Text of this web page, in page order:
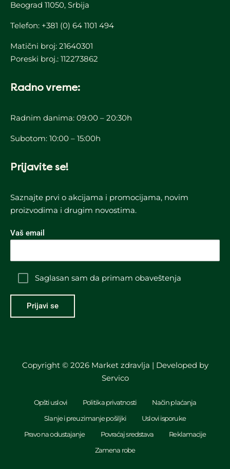
Beograd 11050, Srbija
Telefon: +381 (0) 64 1101 494
Matični broj: 21640301
Poreski broj.: 112273862
Radno vreme:
Radnim danima: 09:00 – 20:30h
Subotom: 10:00 – 15:00h
Prijavite se!
Saznajte prvi o akcijama i promocijama, novim
proizvodima i drugim novostima.
Vaš email
Saglasan sam da primam obaveštenja
Copyright © 2026 Market zdravlja | Developed by
Servico
Opšti uslovi Politika privatnosti
Način plaćanja
Slanje i preuzimanje pošiljki
Uslovi isporuke
Pravo na odustajanje
Povraćaj sredstava
Reklamacije
Zamena robe